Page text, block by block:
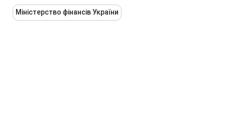
Міністерство фінансів України